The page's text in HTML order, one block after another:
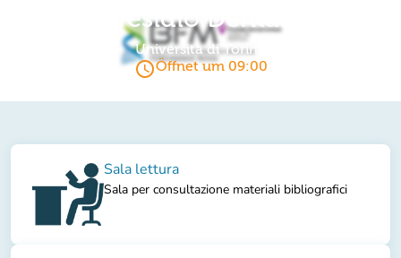
BFM - Presidio Dental School
Università di Torino
access_timeÖffnet um 09:00
Sala lettura
Sala per consultazione materiali bibliografici